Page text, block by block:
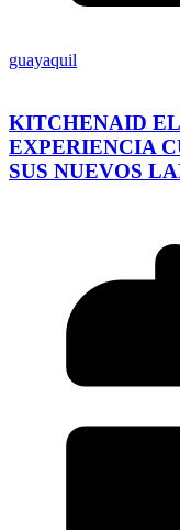
guayaquil
KITCHENAID
EXPERIENCIA
SUS NUEVOS